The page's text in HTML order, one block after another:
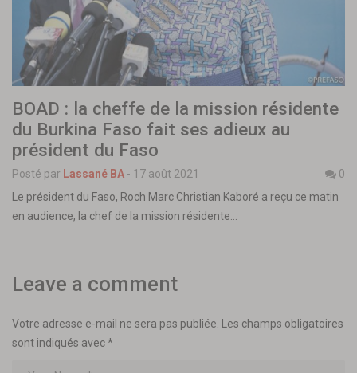
BOAD : la cheffe de la mission résidente
du Burkina Faso fait ses adieux au
président du Faso
Posté par Lassané BA - 17 août 2021
0
Le président du Faso, Roch Marc Christian Kaboré a reçu ce matin
en audience, la chef de la mission résidente…
Leave a comment
Votre adresse e-mail ne sera pas publiée. Les champs obligatoires
sont indiqués avec*